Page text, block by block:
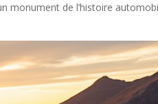
monument de l’histoire